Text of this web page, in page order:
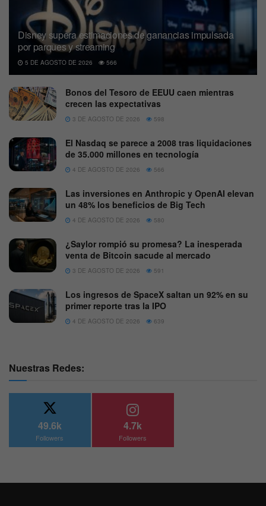
Disney supera estimaciones de ganancias impulsada
por parques y streaming
5 DE AGOSTO DE 2026 566
Bonos del Tesoro de EEUU caen mientras
crecen las expectativas
3 DE AGOSTO DE 2026 598
El Nasdaq se parece a 2008 tras liquidaciones
de 35.000 millones en tecnología
4 DE AGOSTO DE 2026 566
Las inversiones en Anthropic y OpenAI elevan
un 48% los beneficios de Big Tech
4 DE AGOSTO DE 2026 580
¿Saylor rompió su promesa? La inesperada
venta de Bitcoin sacude al mercado
3 DE AGOSTO DE 2026 591
Los ingresos de SpaceX saltan un 92% en su
primer reporte tras la IPO
4 DE AGOSTO DE 2026 639
Nuestras Redes:
49.6k
Followers
4.7k
Followers